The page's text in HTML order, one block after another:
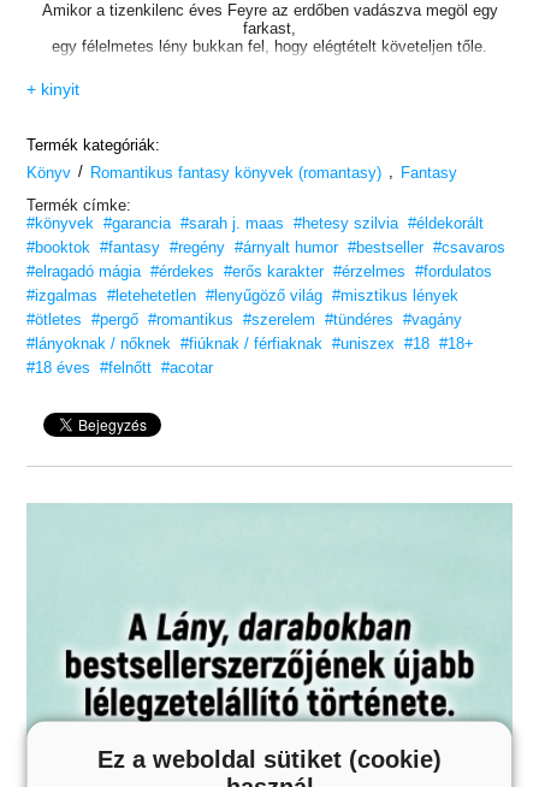
Amikor a tizenkilenc éves Feyre az erdőben vadászva megöl egy
farkast,
egy félelmetes lény bukkan fel, hogy elégtételt követeljen tőle.
Magával hurcolja a lányt egy baljós és mágikus vidékre, amit ő csak
a legendákból ismer. Feyre hamar rájön, hogy fogvatartója valójában
tündéreknek, akik egykor a világ felett uralkodtak.
Tamlin birtokán Feyre jéghideg gyűlölete forró szenvedéllyé alakul át,
és ez az érzés felperzsel minden hazugságot és figyelmeztetést,
amit korábban a tündérek gyönyörű, veszedelmes világáról hallott.
Ám a birodalom felett egy ősi, gonosz árnyék egyre nő,
és a lánynak kell megtalálnia a módját, hogy feltartóztassa…
vagy örök pusztulásra ítélje Tamlint és világát.
Csábító, lélegzetelállító történet, mely felejthetetlen olvasmánnyá
ötvözi a romantikát, a kalandokat és a tündérkrónikákat.
ÉS A PERZSELŐ ROMANTIKÁNAK!
TikTok-szenzáció! #BookTok, #OlvassEgyJót
Fiatal nőknek,
felső korhatár nélkül!
+ kinyit
Termék kategóriák:
Könyv / Romantikus fantasy könyvek (romantasy) , Fantasy
Termék címke:
#könyvek #garancia #sarah j. maas #hetesy szilvia #éldekorált
#booktok #fantasy #regény #árnyalt humor #bestseller #csavaros
#elragadó mágia #érdekes #erős karakter #érzelmes
#fordulatos
#izgalmas
#letehetetlen #lenyűgöző világ #misztikus lények
#ötletes
#pergő #romantikus #szerelem #tündéres
#vagány
#lányoknak / nőknek #fiúknak / férfiaknak #uniszex #18 #18+
#18 éves
#felnőtt #acotar
Ez a weboldal sütiket (cookie)